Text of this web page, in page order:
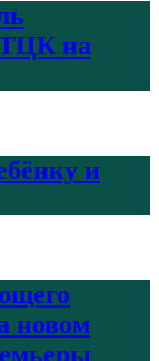
ТЦК на
и
новом